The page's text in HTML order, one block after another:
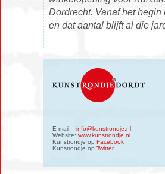
Dordrecht. Vanaf het
en dat aantal blijft al die
E-mail: info@kunstrondje.nl
Website: www.kunstrondje.nl
Kunstrondje op Facebook
Kunstrondje op Twitter